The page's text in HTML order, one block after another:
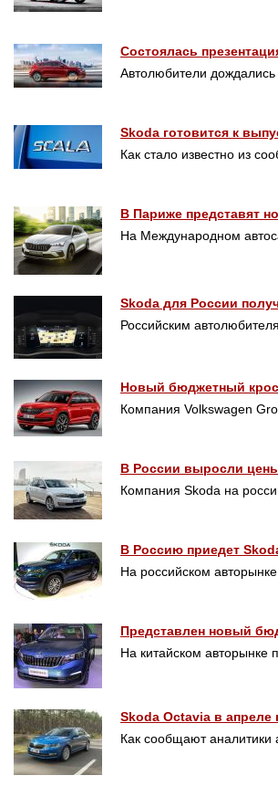
Состоялась
Автолюбители дождались
Skoda готовится к
Как стало известно из
В Париже представят
На Международном
Skoda для России
Российским
Новый бюджетный
Компания Volkswagen
В России выросли
Компания Skoda на
В Россию приедет
На российском
Представлен новый
На китайском авторынке
Skoda Octavia в апреле
Как сообщают аналитики